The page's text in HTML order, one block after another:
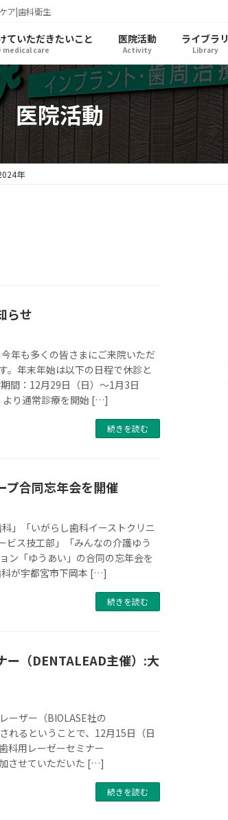
ア|歯科衛生
ていただきたいこと
medical care
医院活動
Activity
ライブラリ
Library
医院活動
年
らせ
年も多くの皆さまにご来院いただ
。年末年始は以下の日程で休診と
間：12月29日（日）～1月3日
より通常診療を開始 […]
続きを読む
プ合同忘年会を開催
」「いがらし歯科イーストクリニ
ビス技工部」「みんなの介護ゆう
ン「ゆうあい」の合同の忘年会を
が宇都宮市下岡本 […]
続きを読む
ー（DENTALEAD主催）:大
ーザー（BIOLASE社の
るということで、12月15日（日
科用レーゼーセミナー
加させていただいた […]
続きを読む